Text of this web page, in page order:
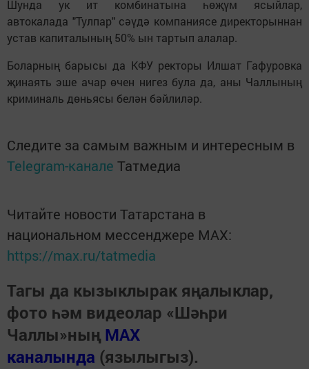
Шунда ук ит комбинатына һөҗүм ясыйлар,
автокалада "Тулпар" сәүдә компаниясе директорыннан
устав капиталының 50% ын тартып алалар.
Боларның барысы да КФУ ректоры Илшат Гафуровка
җинаять эше ачар өчен нигез була да, аны Чаллының
криминаль дөньясы белән бәйлиләр.
Следите за самым важным и интересным в
Telegram-канале Татмедиа
Читайте новости Татарстана в
национальном мессенджере MАХ:
https://max.ru/tatmedia
Тагы да кызыклырак яңалыклар,
фото һәм видеолар «Шәһри
Чаллы»ның MAX
каналында (язылыгыз).